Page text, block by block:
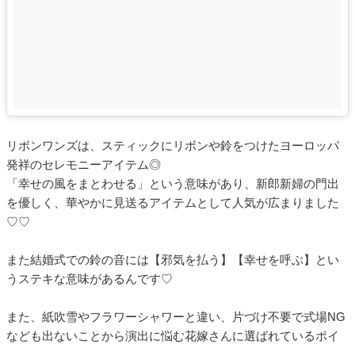
リボンワンズは、スティックにリボンや鈴をつけたヨーロッパ
発祥のセレモニーアイテム◎
「幸せの風をまとわせる」という意味があり、新郎新婦の門出
を優しく、華やかに見送るアイテムとして人気が広まりました
♡♡
また結婚式での鈴の音には【邪気を払う】【幸せを呼ぶ】とい
うステキな意味があるんです♡
また、紙吹雪やフラワーシャワーと違い、片づけ不要で式場NG
なども出ないことから演出に悩む花嫁さんに選ばれているポイ